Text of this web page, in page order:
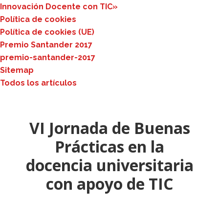
Innovación Docente con TIC»
Política de cookies
Política de cookies (UE)
Premio Santander 2017
premio-santander-2017
Sitemap
Todos los artículos
VI Jornada de Buenas
Prácticas en la
docencia universitaria
con apoyo de TIC